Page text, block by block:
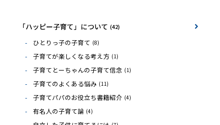
「ハッピー子育て」について (42)
ひとりっ子の子育て (8)
子育てが楽しくなる考え方 (1)
子育てとーちゃんの子育て信念 (1)
子育てのよくある悩み (11)
子育てパパのお役立ち書籍紹介 (4)
有名人の子育て論 (4)